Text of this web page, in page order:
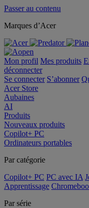
Passer au contenu
Marques d’Acer
Mon profil Mes produits
déconnecter
Se connecter S’abonner
Acer Store
Aubaines
AI
Produits
Nouveaux produits
Copilot+ PC
Ordinateurs portables
Par catégorie
Copilot+ PC PC avec IA
Apprentissage
Par série